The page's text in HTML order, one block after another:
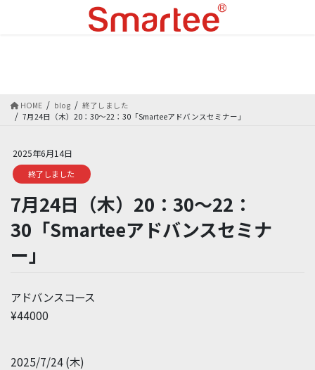
HOME blog
終了しました
7月24日（木）20：30～22：30「Smarteeアドバンスセミナー」
2025年6月14日
終了しました
7月24日（木）20：30～22：
30「Smarteeアドバンスセミナ
ー」
アドバンスコース
¥44000
2025/7/24 (木)